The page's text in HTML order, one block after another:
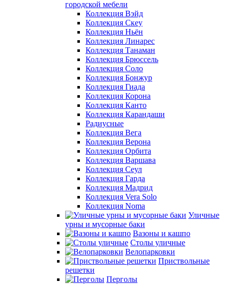
городской мебели
Коллекция Вэйд
Коллекция Скеу
Коллекция Ньён
Коллекция Линарес
Коллекция Танаман
Коллекция Брюссель
Коллекция Соло
Коллекция Бонжур
Коллекция Гиада
Коллекция Корона
Коллекция Канто
Коллекция Карандаши
Радиусные
Коллекция Вега
Коллекция Верона
Коллекция Орбита
Коллекция Варшава
Коллекция Сеул
Коллекция Гарда
Коллекция Мадрид
Коллекция Vera Solo
Коллекция Noma
Уличные
урны и мусорные баки
Вазоны и кашпо
Столы уличные
Велопарковки
Приствольные
решетки
Перголы